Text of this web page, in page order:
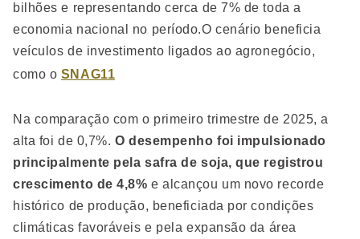
bilhões e representando cerca de 7% de toda a
economia nacional no período.O cenário beneficia
veículos de investimento ligados ao agronegócio,
como o SNAG11
Na comparação com o primeiro trimestre de 2025, a
alta foi de 0,7%. O desempenho foi impulsionado
principalmente pela safra de soja, que registrou
crescimento de 4,8% e alcançou um novo recorde
histórico de produção, beneficiada por condições
climáticas favoráveis e pela expansão da área